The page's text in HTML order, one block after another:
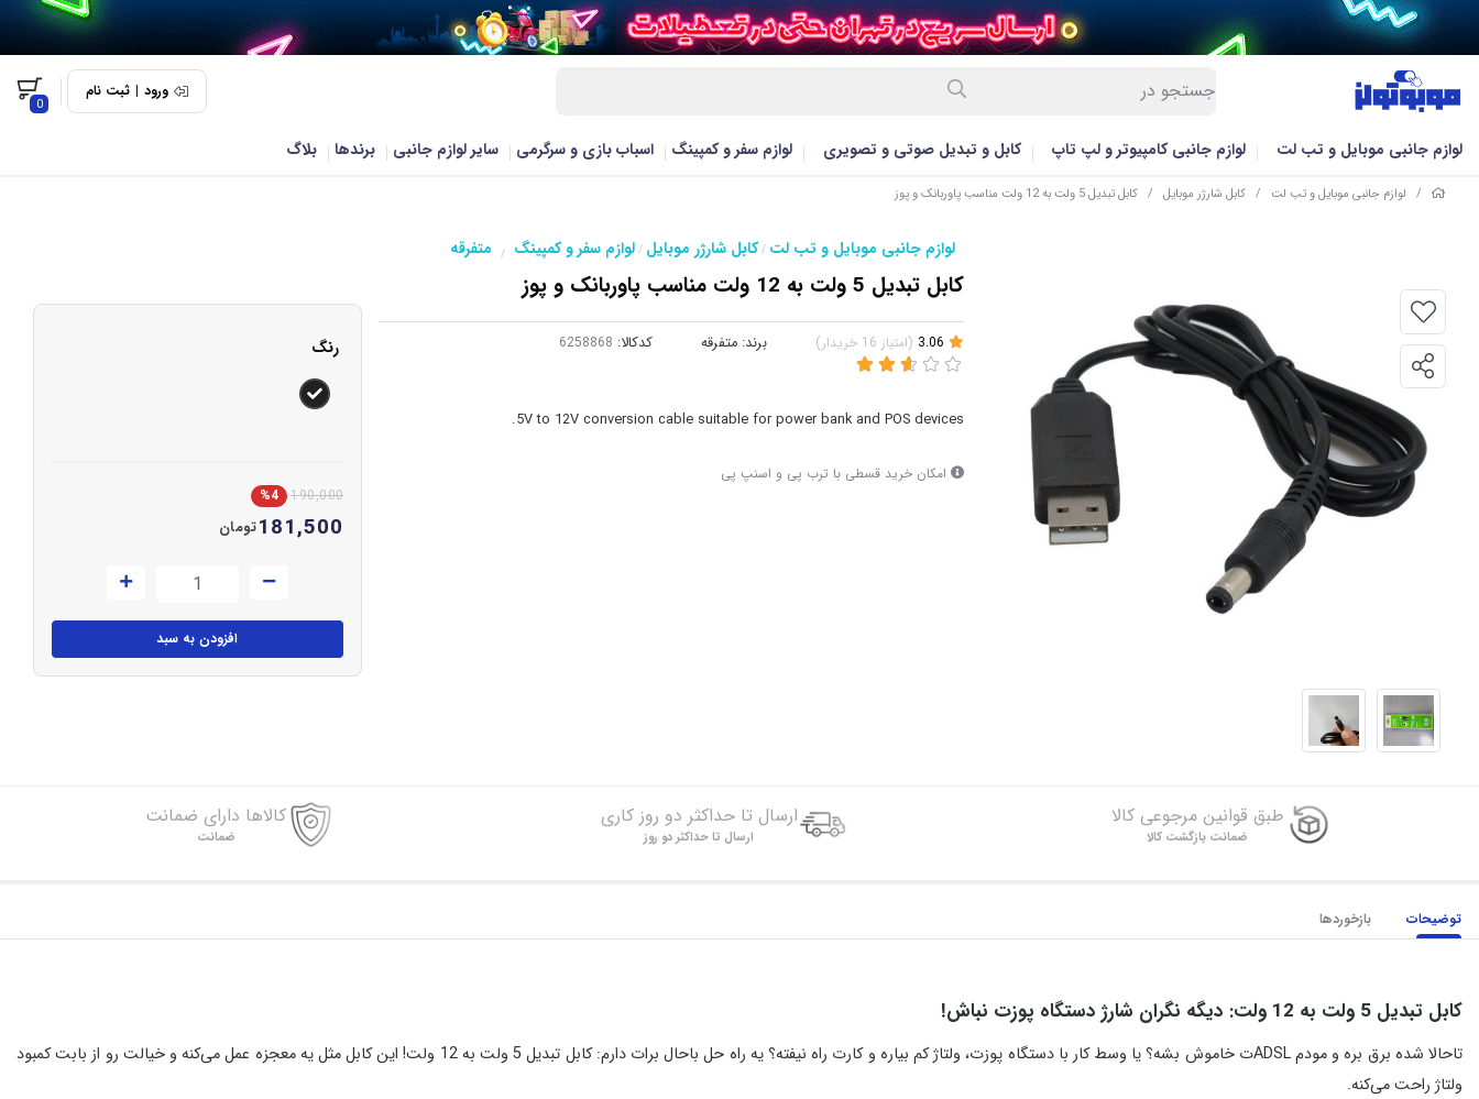
ورود | ثبت نام
0
لوازم جانبی موبایل و تب لت لوازم جانبی کامپیوتر و لپ تاپ کابل و تبدیل صوتی و تصویری لوازم سفر و کمپینگ اسباب بازی و سرگرمی سایر لوازم جانبی برندها بلاگ
/ لوازم جانبی موبایل و تب لت / کابل شارژر موبایل / کابل تبدیل 5 ولت به 12 ولت مناسب پاوربانک و پوز
لوازم جانبی موبایل و تب لت / کابل شارژر موبایل / لوازم سفر و کمپینگ / متفرقه
کابل تبدیل 5 ولت به 12 ولت مناسب پاوربانک و پوز
(امتیاز 16 خریدار) برند: متفرقه کدکالا:
5V to 12V conversion cable suitable for power bank and POS devices.
امکان خرید قسطی با ترب پی و اسنپ پی
رنگ
190,000
%4
181,500تومان
افزودن به سبد
طبق قوانین مرجوعی کالا
ضمانت بازگشت کالا
ارسال تا حداکثر دو روز کاری
ارسال تا حداکثر دو روز
کالاها دارای ضمانت
ضمانت
توضیحات بازخوردها
کابل تبدیل 5 ولت به 12 ولت: دیگه نگران شارژ دستگاه پوزت نباش!
تاحالا شده برق بره و مودم ADSLت خاموش بشه؟ یا وسط کار با دستگاه پوزت، ولتاژ کم بیاره و کارت راه نیفته؟ یه راه حل باحال برات دارم: کابل تبدیل 5 ولت به 12 ولت! این کابل مثل یه معجزه عمل می‌کنه و خیالت رو از بابت کمبود
ولتاژ راحت می‌کنه.